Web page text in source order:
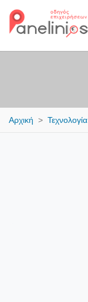
Αρχική Τεχνολογία